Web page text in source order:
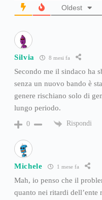
Oldest
Silvia 8 mesi fa
Secondo me il sindaco ha
senza un nuovo bando è
genere rischiano solo di
lungo periodo.
0 Rispondi
Michele 1 mese fa
Mah, io penso che il
quanto nei ritardi dell’ente